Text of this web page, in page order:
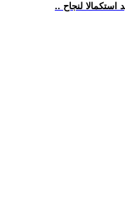
استكمالا لنجاح